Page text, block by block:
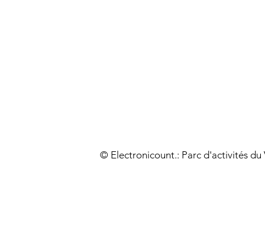
© Electronicount.: Parc d'activités du